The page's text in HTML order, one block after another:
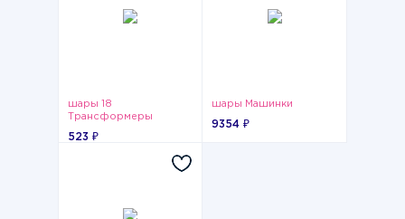
шары 18
Трансформеры
523 ₽
шары Машинки
9354 ₽